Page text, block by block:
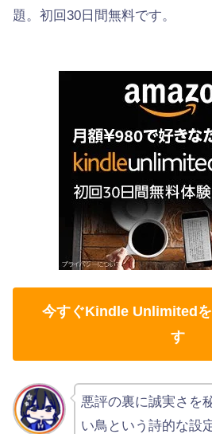
題。初回30日間無料です。
今すぐKindle Unlimited
す
悪評の裏に誠実さを
い鳥という詩的な設